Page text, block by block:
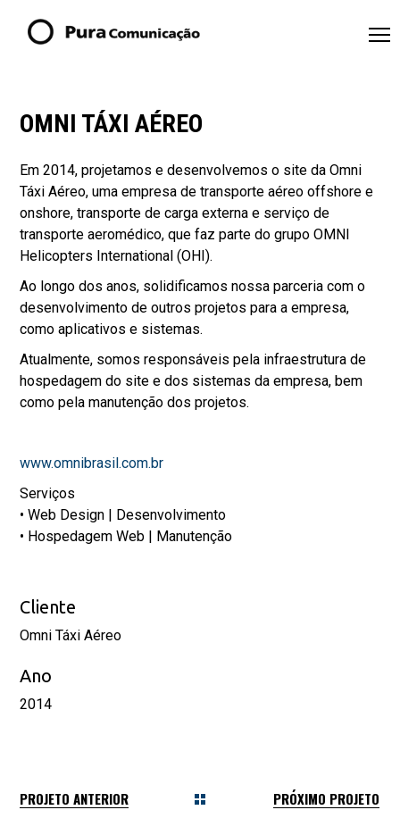
OMNI TÁXI AÉREO
Em 2014, projetamos e desenvolvemos o site da Omni
Táxi Aéreo, uma empresa de transporte aéreo offshore e
onshore, transporte de carga externa e serviço de
transporte aeromédico, que faz parte do grupo OMNI
Helicopters International (OHI).
Ao longo dos anos, solidificamos nossa parceria com o
desenvolvimento de outros projetos para a empresa,
como aplicativos e sistemas.
Atualmente, somos responsáveis pela infraestrutura de
hospedagem do site e dos sistemas da empresa, bem
como pela manutenção dos projetos.
www.omnibrasil.com.br
Serviços
• Web Design | Desenvolvimento
• Hospedagem Web | Manutenção
Cliente
Omni Táxi Aéreo
Ano
2014
PROJETO ANTERIOR PRÓXIMO PROJETO